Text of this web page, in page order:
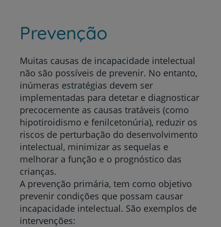
Prevenção
Muitas causas de incapacidade intelectual
não são possíveis de prevenir. No entanto,
inúmeras estratégias devem ser
implementadas para detetar e diagnosticar
precocemente as causas tratáveis (como
hipotiroidismo e fenilcetonúria), reduzir os
riscos de perturbação do desenvolvimento
intelectual, minimizar as sequelas e
melhorar a função e o prognóstico das
crianças.
A prevenção primária, tem como objetivo
prevenir condições que possam causar
incapacidade intelectual. São exemplos de
intervenções: